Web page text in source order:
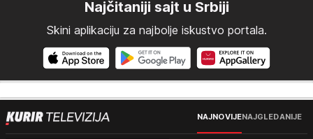
Najčitaniji sajt u Srbiji
Skini aplikaciju za najbolje iskustvo portala.
NAJNOVIJENAJGLEDANIJE